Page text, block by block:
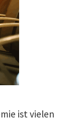
ist vielen